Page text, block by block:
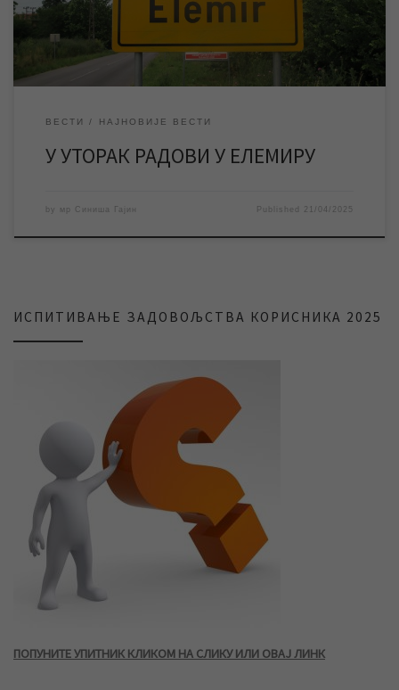
Планирано је да радови, уколико […]
ВЕСТИ НАЈНОВИЈЕ ВЕСТИ
У УТОРАК РАДОВИ У ЕЛЕМИРУ
by мр Синиша Гајин Published 21/04/2025
ИСПИТИВАЊЕ ЗАДОВОЉСТВА КОРИСНИКА 2025
ПОПУНИТЕ УПИТНИК КЛИКОМ НА СЛИКУ ИЛИ ОВАЈ ЛИНК